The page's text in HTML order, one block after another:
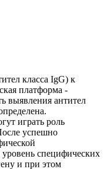
класса IgG) к
платформа -
выявления антител
играть роль
успешно
специфических
и при этом